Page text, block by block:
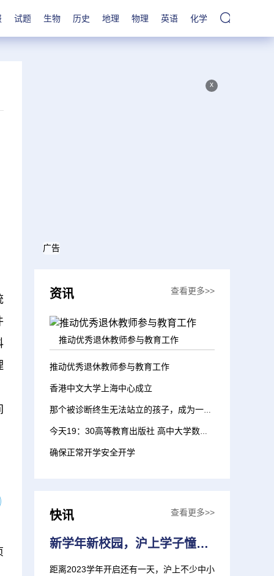
试题 生物 历史 地理 物理 英语 化学
x
广告
资讯 查看更多>>
推动优秀退休教师参与教育工作
推动优秀退休教师参与教育工作
香港中文大学上海中心成立
确保正常开学安全开学
快讯 查看更多>>
新学年新校园，沪上学子憧憬全新学习生涯
距离2023学年开启还有一天，沪上不少中小